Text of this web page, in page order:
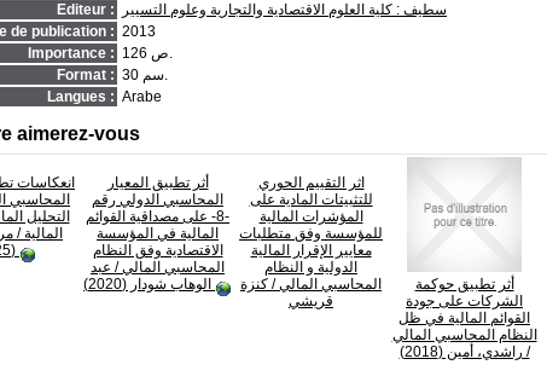
Editeur :
سطيف : كلية العلوم الاقتصادية والتجارية وعلوم التسيير
de publication : 2013
Importance :
126 ص.
Format :
30 سم.
Langues : Arabe
aimerez-vous
انعكاسات
المحاسبي
التحليل
المالية/
(2025)
أثر تطبيق المعيار
المحاسبي الدولي رقم
-8- على مصداقية القوائم
المالية في المؤسسة
الاقتصادية وفق النظام
المحاسبي المالي/ عبد
الوهاب شودار (2020)
اثر التقييم الحوري
للتثبيتات المادية على
المؤشرات المالية
للمؤسسة وفق متطلبات
معايير الإقرار المالية
الدولية و النظام
المحاسبي المالي/ كنزة
قريشي
أثر تطبيق حوكمة
الشركات على جودة
القوائم المالية في ظل
النظام المحاسبي المالي
/ راشدي، أمين (2018)